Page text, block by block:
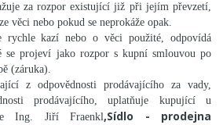
za rozpor existující již při jejím převzetí,
věci nebo pokud se neprokáže opak.
kazí nebo o věci použité, odpovídá
se projeví jako rozpor s kupní smlouvou po
(záruka).
z odpovědnosti prodávajícího za vady,
prodávajícího, uplatňuje kupující u
Ing. Jiří Fraenkl,Sídlo - prodejna